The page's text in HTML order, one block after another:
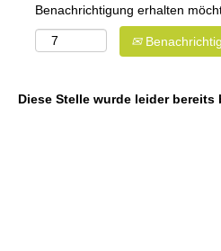
Benachrichtigung erhalten
Diese Stelle wurde leider bereits